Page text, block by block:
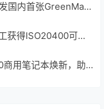
（涤纶油剂）SGS为传化颁发国内首张GreenMark生物基认证证书
（脱碳可持续）统一石油化工获得ISO20400可持续采购和ISO14046水足迹核查声明
（华为企业）华为擎云G540商用笔记本焕新，助力企业办公更加高效、安全